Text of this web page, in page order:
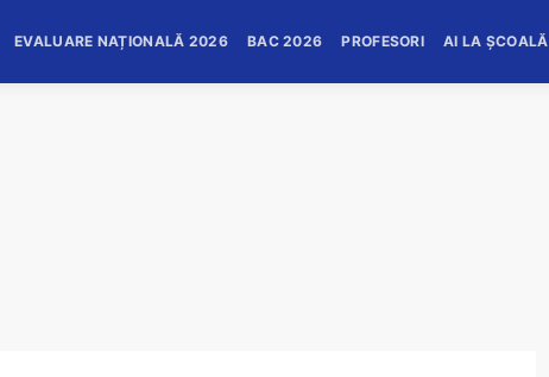
EVALUARE NAȚIONALĂ 2026 BAC 2026 PROFESORI AI LA ȘCOALĂ